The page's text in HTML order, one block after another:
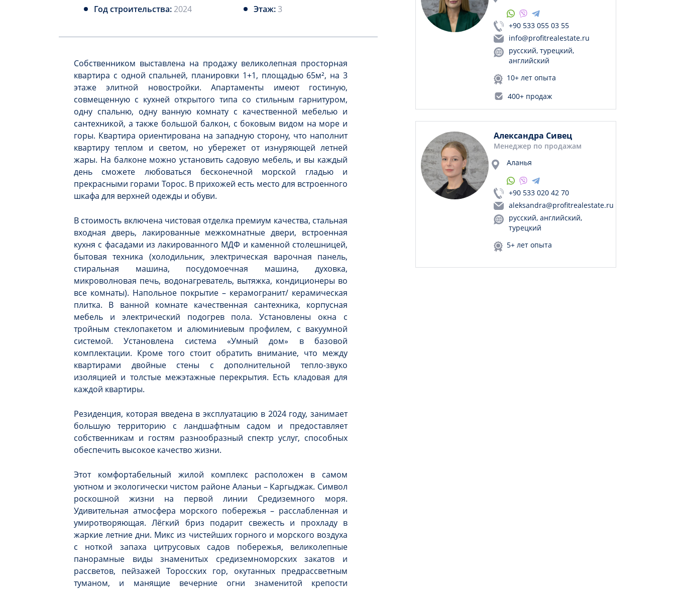
Год строительства:2024 Этаж:3
Собственником выставлена на продажу великолепная просторная
квартира с одной спальней, планировки 1+1, площадью 65м², на 3
этаже элитной новостройки. Апартаменты имеют гостиную,
совмещенную с кухней открытого типа со стильным гарнитуром,
одну спальню, одну ванную комнату с качественной мебелью и
сантехникой, а также большой балкон, с боковым видом на море и
горы. Квартира ориентирована на западную сторону, что наполнит
квартиру теплом и светом, но убережет от изнуряющей летней
жары. На балконе можно установить садовую мебель, и вы каждый
день сможете любоваться бесконечной морской гладью и
прекрасными горами Торос. В прихожей есть место для встроенного
шкафа для верхней одежды и обуви.
В стоимость включена чистовая отделка премиум качества, стальная
входная дверь, лакированные межкомнатные двери, встроенная
кухня с фасадами из лакированного МДФ и каменной столешницей,
бытовая техника (холодильник, электрическая варочная панель,
стиральная машина, посудомоечная машина, духовка,
микроволновая печь, водонагреватель, вытяжка, кондиционеры во
все комнаты). Напольное покрытие – керамогранит/ керамическая
плитка. В ванной комнате качественная сантехника, корпусная
мебель и электрический подогрев пола. Установлены окна с
тройным стеклопакетом и алюминиевым профилем, с вакуумной
системой. Установлена система «Умный дом» в базовой
комплектации. Кроме того стоит обратить внимание, что между
квартирами двойные стены с дополнительной тепло-звуко
изоляцией и толстые межэтажные перекрытия. Есть кладовая для
каждой квартиры.
Резиденция, которая введена в эксплуатацию в 2024 году, занимает
большую территорию с ландшафтным садом и предоставляет
собственникам и гостям разнообразный спектр услуг, способных
обеспечить высокое качество жизни.
Этот комфортабельный жилой комплекс расположен в самом
уютном и экологически чистом районе Аланьи – Каргыджак. Символ
роскошной жизни на первой линии Средиземного моря.
Удивительная атмосфера морского побережья – расслабленная и
умиротворяющая. Лёгкий бриз подарит свежесть и прохладу в
жаркие летние дни. Микс из чистейших горного и морского воздуха
с ноткой запаха цитрусовых садов побережья, великолепные
панорамные виды знаменитых средиземноморских закатов и
рассветов, пейзажей Торосских гор, окутанных предрассветным
туманом, и манящие вечерние огни знаменитой крепости
+90 533 055 03 55
info@profitrealestate.ru
русский, турецкий,
английский
10+ лет опыта
400+ продаж
Александра Сивец
Менеджер по продажам
Аланья
+90 533 020 42 70
aleksandra@profitrealestate.ru
русский, английский,
турецкий
5+ лет опыта